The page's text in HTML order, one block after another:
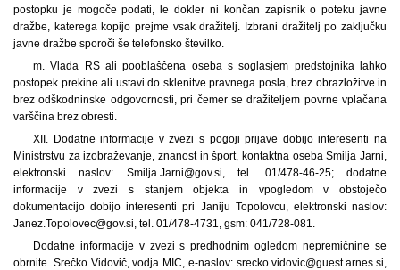
postopku je mogoče podati, le dokler ni končan zapisnik o poteku javne
dražbe, katerega kopijo prejme vsak dražitelj. Izbrani dražitelj po zaključku
javne dražbe sporoči še telefonsko številko.
m. Vlada RS ali pooblaščena oseba s soglasjem predstojnika lahko
postopek prekine ali ustavi do sklenitve pravnega posla, brez obrazložitve in
brez odškodninske odgovornosti, pri čemer se dražiteljem povrne vplačana
varščina brez obresti.
XII. Dodatne informacije v zvezi s pogoji prijave dobijo interesenti na
Ministrstvu za izobraževanje, znanost in šport, kontaktna oseba Smilja Jarni,
elektronski naslov: Smilja.Jarni@gov.si, tel. 01/478-46-25; dodatne
informacije v zvezi s stanjem objekta in vpogledom v obstoječo
dokumentacijo dobijo interesenti pri Janiju Topolovcu, elektronski naslov:
Janez.Topolovec@gov.si, tel. 01/478-4731, gsm: 041/728-081.
Dodatne informacije v zvezi s predhodnim ogledom nepremičnine se
obrnite. Srečko Vidovič, vodja MIC, e-naslov: srecko.vidovic@guest.arnes.si,